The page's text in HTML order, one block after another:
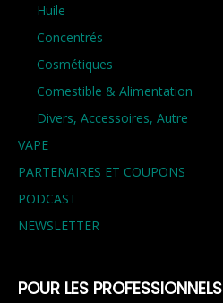
Huile
Concentrés
Cosmétiques
Comestible & Alimentation
Divers, Accessoires, Autre
VAPE
PARTENAIRES ET COUPONS
PODCAST
NEWSLETTER
POUR LES PROFESSIONNELS